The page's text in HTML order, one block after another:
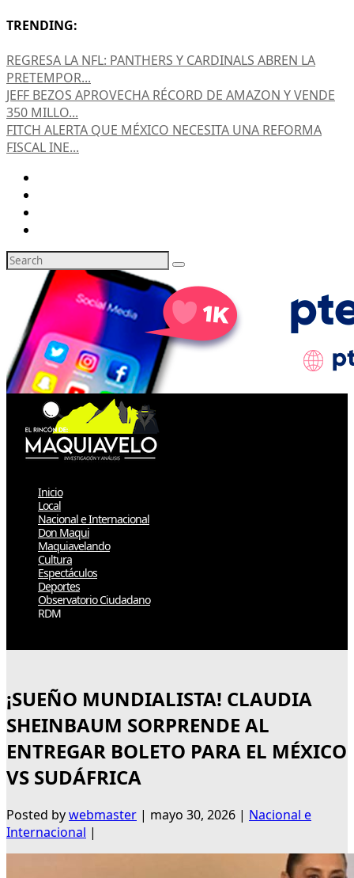
TRENDING:
REGRESA LA NFL: PANTHERS Y CARDINALS ABREN LA
PRETEMPOR...
JEFF BEZOS APROVECHA RÉCORD DE AMAZON Y VENDE
350 MILLO...
FITCH ALERTA QUE MÉXICO NECESITA UNA REFORMA
FISCAL INE...
Inicio
Local
Nacional e Internacional
Don Maqui
Maquiavelando
Cultura
Espectáculos
Deportes
Observatorio Ciudadano
RDM
¡SUEÑO MUNDIALISTA! CLAUDIA
SHEINBAUM SORPRENDE AL
ENTREGAR BOLETO PARA EL MÉXICO
VS SUDÁFRICA
Posted bywebmaster | mayo 30, 2026 | Nacional e
Internacional |